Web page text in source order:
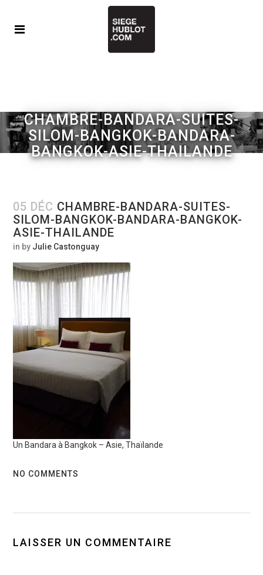
CHAMBRE-BANDARA-SUITES-
SILOM-BANGKOK-BANDARA-
BANGKOK-ASIE-THAILANDE
05 DÉC CHAMBRE-BANDARA-SUITES-
SILOM-BANGKOK-BANDARA-BANGKOK-
ASIE-THAILANDE
in by Julie Castonguay
Un Bandara à Bangkok – Asie, Thaïlande
NO COMMENTS
LAISSER UN COMMENTAIRE